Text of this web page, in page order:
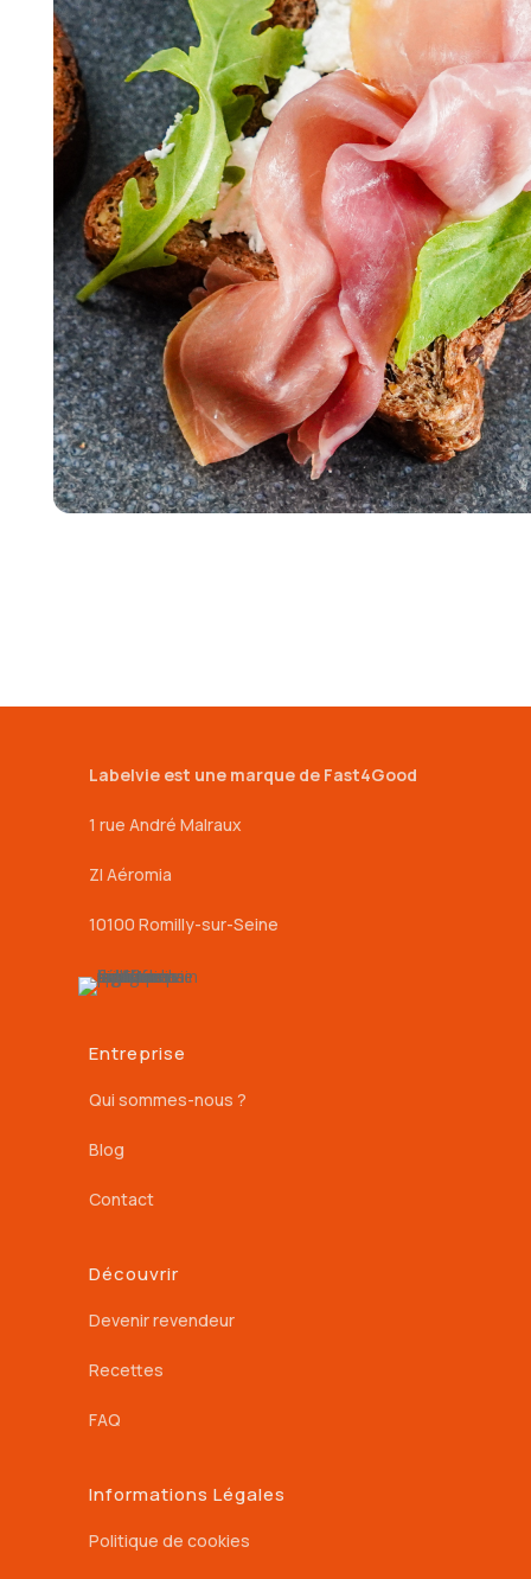
Labelvie est une marque de Fast4Good
1 rue André Malraux
ZI Aéromia
10100 Romilly-sur-Seine
Entreprise
Qui sommes-nous ?
Blog
Contact
Découvrir
Devenir revendeur
Recettes
FAQ
Informations Légales
Politique de cookies